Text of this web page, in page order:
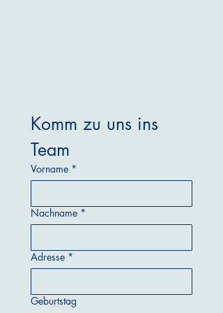
Komm zu uns ins
Team
Vorname *
Nachname *
Adresse *
Geburtstag